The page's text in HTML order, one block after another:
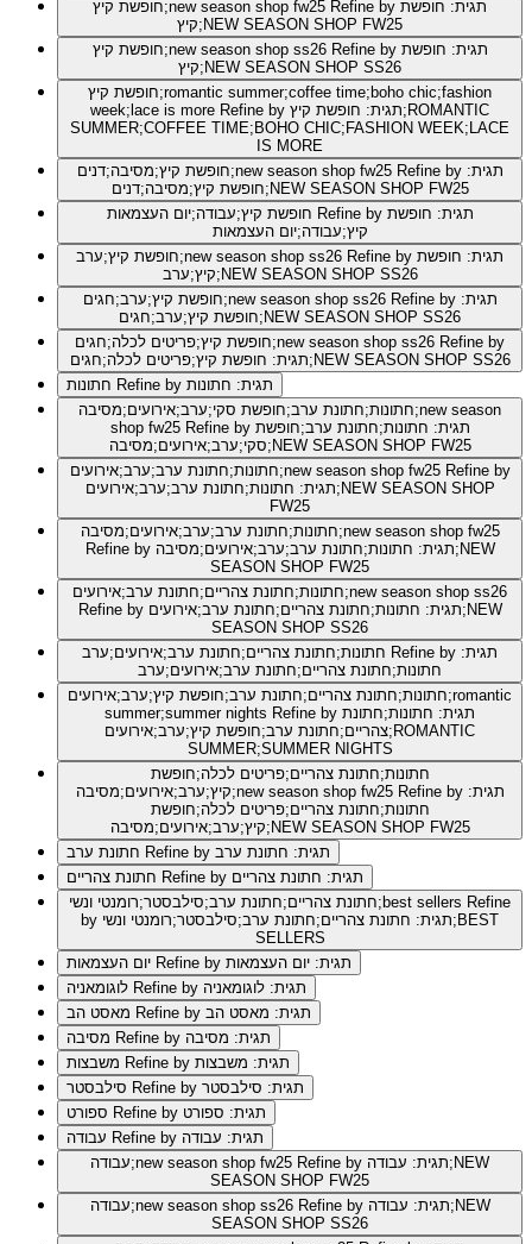
חופשת קיץ;new season shop fw25 Refine by תגית: חופשת
קיץ;NEW SEASON SHOP FW25
חופשת קיץ;new season shop ss26 Refine by תגית: חופשת
קיץ;NEW SEASON SHOP SS26
חופשת קיץ;romantic summer;coffee time;boho chic;fashion
week;lace is more Refine by תגית: חופשת קיץ;ROMANTIC
SUMMER;COFFEE TIME;BOHO CHIC;FASHION WEEK;LACE
IS MORE
חופשת קיץ;מסיבה;דנים;new season shop fw25 Refine by תגית:
חופשת קיץ;מסיבה;דנים;NEW SEASON SHOP FW25
Refine by תגית: חופשת
קיץ;עבודה;יום העצמאות
חופשת קיץ;ערב;new season shop ss26 Refine by תגית: חופשת
קיץ;ערב;NEW SEASON SHOP SS26
חופשת קיץ;ערב;חגים;new season shop ss26 Refine by תגית:
חופשת קיץ;ערב;חגים;NEW SEASON SHOP SS26
חופשת קיץ;פריטים לכלה;חגים;new season shop ss26 Refine by
תגית: חופשת קיץ;פריטים לכלה;חגים;NEW SEASON SHOP SS26
Refine by תגית: חתונות
חתונות;חתונת ערב;חופשת סקי;ערב;אירועים;מסיבה;new season
shop fw25 Refine by תגית: חתונות;חתונת ערב;חופשת
סקי;ערב;אירועים;מסיבה;NEW SEASON SHOP FW25
חתונות;חתונת ערב;ערב;אירועים;new season shop fw25 Refine by
תגית: חתונות;חתונת ערב;ערב;אירועים;NEW SEASON SHOP
FW25
חתונות;חתונת ערב;ערב;אירועים;מסיבה;new season shop fw25
Refine by תגית: חתונות;חתונת ערב;ערב;אירועים;מסיבה;NEW
SEASON SHOP FW25
חתונות;חתונת צהריים;חתונת ערב;אירועים;new season shop ss26
Refine by תגית: חתונות;חתונת צהריים;חתונת ערב;אירועים;NEW
SEASON SHOP SS26
Refine by תגית:
חתונות;חתונת צהריים;חתונת ערב;אירועים;ערב
חתונות;חתונת צהריים;חתונת ערב;חופשת קיץ;ערב;אירועים;romantic
summer;summer nights Refine by תגית: חתונות;חתונת
צהריים;חתונת ערב;חופשת קיץ;ערב;אירועים;ROMANTIC
SUMMER;SUMMER NIGHTS
חתונות;חתונת צהריים;פריטים לכלה;חופשת
קיץ;ערב;אירועים;מסיבה;new season shop fw25 Refine by תגית:
חתונות;חתונת צהריים;פריטים לכלה;חופשת
קיץ;ערב;אירועים;מסיבה;NEW SEASON SHOP FW25
Refine by תגית: חתונת ערב
Refine by תגית: חתונת צהריים
חתונת צהריים;חתונת ערב;סילבסטר;רומנטי ונשי;best sellers Refine
by תגית: חתונת צהריים;חתונת ערב;סילבסטר;רומנטי ונשי;BEST
SELLERS
Refine by תגית: יום העצמאות
Refine by תגית: לוגומאניה
Refine by תגית: מאסט הב
Refine by תגית: מסיבה
Refine by תגית: משבצות
Refine by תגית: סילבסטר
Refine by תגית: ספורט
Refine by תגית: עבודה
עבודה;new season shop fw25 Refine by תגית: עבודה;NEW
SEASON SHOP FW25
עבודה;new season shop ss26 Refine by תגית: עבודה;NEW
SEASON SHOP SS26